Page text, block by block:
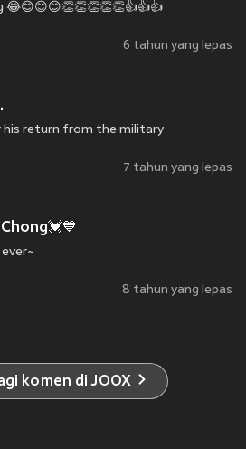
😂😊😊😊👏👏👏👏👏👍👍👍
6 tahun yang lepas
return from the military
7 tahun yang lepas
8 tahun yang lepas
komen di JOOX